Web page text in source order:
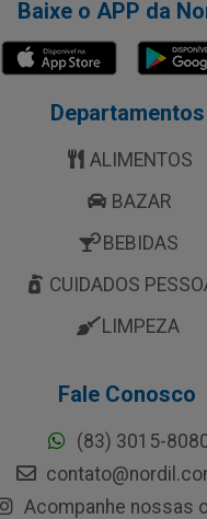
Baixe o APP da
Departamentos
ALIMENTOS
BAZAR
BEBIDAS
CUIDADOS
LIMPEZA
Fale Conosco
(83) 3015-
Acompanhe nossas